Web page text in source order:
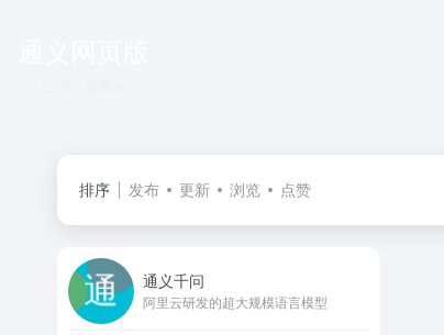
排序 发布 更新 浏览 点赞
通义千问
阿里云研发的超大规模语言模型